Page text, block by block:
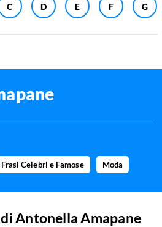
C D E F G
Frasi Celebri e Famose Moda
diAntonella Amapane